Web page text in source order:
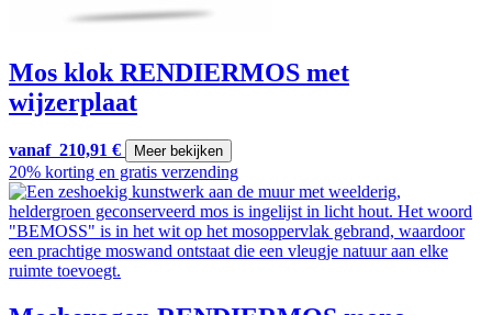
Mos klok RENDIERMOS met
wijzerplaat
vanaf 210,91 € Meer bekijken
20% korting en gratis verzending